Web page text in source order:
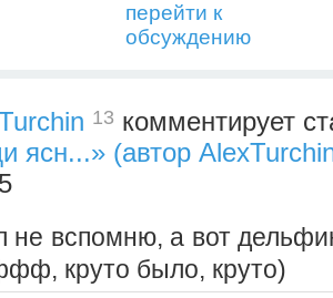
перейти к
обсуждению
13 комментирует
ясн...» (автор
не вспомню, а вот
круто было, круто)